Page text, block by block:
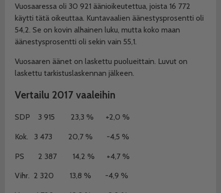
Vuosaaressa oli 30 921 äänioikeutettua, joista 16 772
käytti tätä oikeuttaa. Kuntavaalien äänestysprosentti oli
54,2. Se on kovin alhainen luku, mutta koko maan
äänestysprosentti oli sekin vain 55,1.
Vuosaaren äänet on laskettu puolueittain. Luvut on
laskettu tarkistuslaskennan jälkeen.
Vertailu 2017 vaaleihin
SDP 3 915 23,3 % +2,0 %
Kok. 3 473 20,7 % -4,5 %
PS 2 387 14,2 % +4,7 %
Vihr. 2 320 13,8 % -4,9 %